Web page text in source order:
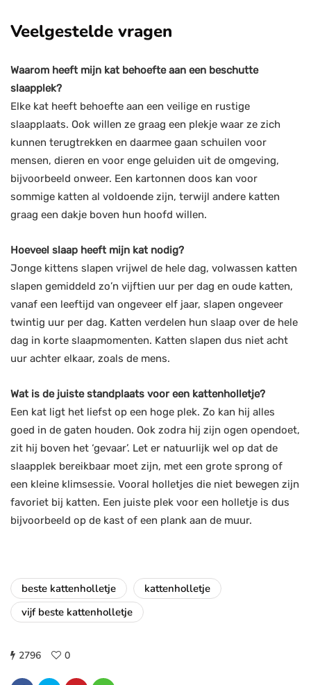
Veelgestelde vragen
Waarom heeft mijn kat behoefte aan een beschutte
slaapplek?
Elke kat heeft behoefte aan een veilige en rustige
slaapplaats. Ook willen ze graag een plekje waar ze zich
kunnen terugtrekken en daarmee gaan schuilen voor
mensen, dieren en voor enge geluiden uit de omgeving,
bijvoorbeeld onweer. Een kartonnen doos kan voor
sommige katten al voldoende zijn, terwijl andere katten
graag een dakje boven hun hoofd willen.
Hoeveel slaap heeft mijn kat nodig?
Jonge kittens slapen vrijwel de hele dag, volwassen katten
slapen gemiddeld zo’n vijftien uur per dag en oude katten,
vanaf een leeftijd van ongeveer elf jaar, slapen ongeveer
twintig uur per dag. Katten verdelen hun slaap over de hele
dag in korte slaapmomenten. Katten slapen dus niet acht
uur achter elkaar, zoals de mens.
Wat is de juiste standplaats voor een kattenholletje?
Een kat ligt het liefst op een hoge plek. Zo kan hij alles
goed in de gaten houden. Ook zodra hij zijn ogen opendoet,
zit hij boven het ‘gevaar’. Let er natuurlijk wel op dat de
slaapplek bereikbaar moet zijn, met een grote sprong of
een kleine klimsessie. Vooral holletjes die niet bewegen zijn
favoriet bij katten. Een juiste plek voor een holletje is dus
bijvoorbeeld op de kast of een plank aan de muur.
beste kattenholletje
kattenholletje
vijf beste kattenholletje
2796 0